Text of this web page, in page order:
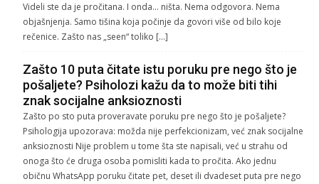
Videli ste da je pročitana. I onda… ništa. Nema odgovora. Nema
objašnjenja. Samo tišina koja počinje da govori više od bilo koje
rečenice. Zašto nas „seen“ toliko […]
Zašto 10 puta čitate istu poruku pre nego što je
pošaljete? Psiholozi kažu da to može biti tihi
znak socijalne anksioznosti
Zašto po sto puta proveravate poruku pre nego što je pošaljete?
Psihologija upozorava: možda nije perfekcionizam, već znak socijalne
anksioznosti Nije problem u tome šta ste napisali, već u strahu od
onoga što će druga osoba pomisliti kada to pročita. Ako jednu
običnu WhatsApp poruku čitate pet, deset ili dvadeset puta pre nego